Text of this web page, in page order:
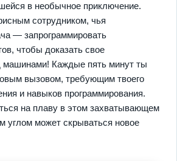
в необычное приключение.
сотрудником, чья
— запрограммировать
чтобы доказать свое
машинами! Каждые пять минут ты
вызовом, требующим твоего
и навыков программирования.
на плаву в этом захватывающем
углом может скрываться новое